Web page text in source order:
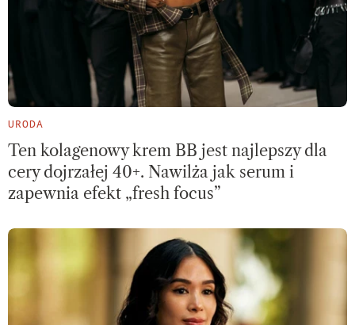
URODA
Ten kolagenowy krem BB jest najlepszy dla
cery dojrzałej 40+. Nawilża jak serum i
zapewnia efekt „fresh focus”